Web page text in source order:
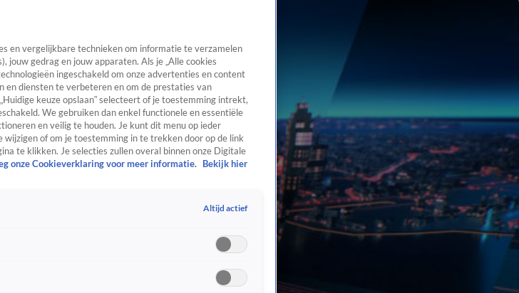
en vergelijkbare technieken om informatie te verzamelen
jouw gedrag en jouw apparaten. Als je „Alle cookies
ingeschakeld om onze advertenties en content
en diensten te verbeteren en om de prestaties van
keuze opslaan” selecteert of je toestemming intrekt,
We gebruiken dan enkel functionele en essentiële
en veilig te houden. Je kunt dit menu op ieder
wijzigen of om je toestemming in te trekken door op de link
te klikken. Je selecties zullen overal binnen onze Digitale
onze Cookieverklaring voor meer informatie.
Bekijk hier
Altijd actief